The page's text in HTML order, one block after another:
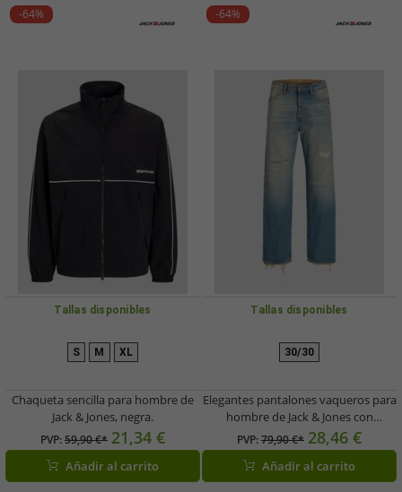
-64%
Tallas disponibles
S M XL
Chaqueta sencilla para hombre de
Jack & Jones, negra.
PVP:59,90 €* 21,34 €
Añadir al carrito
-64%
Tallas disponibles
30/30
Elegantes pantalones vaqueros para
hombre de Jack & Jones con
algodón, color azul.
PVP:79,90 €* 28,46 €
Añadir al carrito